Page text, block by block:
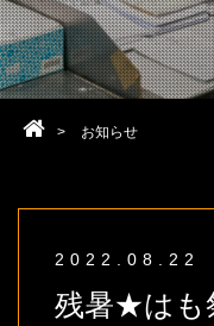
> お知らせ
2022.08.22
残暑★は